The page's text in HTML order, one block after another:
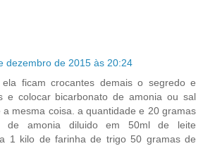
dezembro de 2015 às 20:24
ficam crocantes demais o segredo e
e colocar bicarbonato de amonia ou sal
mesma coisa. a quantidade e 20 gramas
de amonia diluido em 50ml de leite
1 kilo de farinha de trigo 50 gramas de